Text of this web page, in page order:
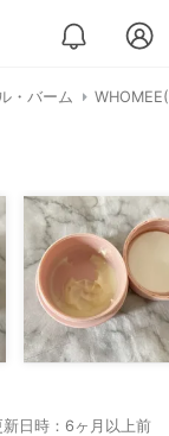
・バーム
新日時：6ヶ月以上前